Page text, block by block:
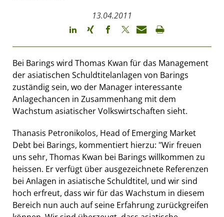
13.04.2011
Bei Barings wird Thomas Kwan für das Management
der asiatischen Schuldtitelanlagen von Barings
zuständig sein, wo der Manager interessante
Anlagechancen in Zusammenhang mit dem
Wachstum asiatischer Volkswirtschaften sieht.
Thanasis Petronikolos, Head of Emerging Market
Debt bei Barings, kommentiert hierzu: "Wir freuen
uns sehr, Thomas Kwan bei Barings willkommen zu
heissen. Er verfügt über ausgezeichnete Referenzen
bei Anlagen in asiatische Schuldtitel, und wir sind
hoch erfreut, dass wir für das Wachstum in diesem
Bereich nun auch auf seine Erfahrung zurückgreifen